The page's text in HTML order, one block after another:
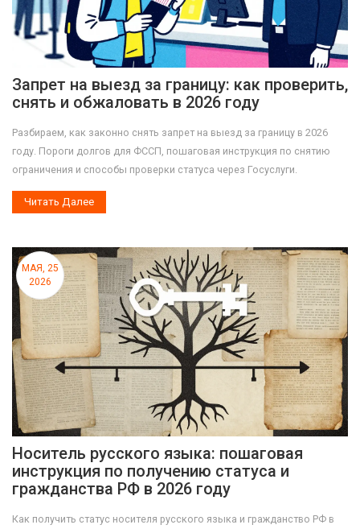
Запрет на выезд за границу: как проверить,
снять и обжаловать в 2026 году
Разбираем, как законно снять запрет на выезд за границу в 2026
году. Пороги долгов для ФССП, пошаговая инструкция по снятию
ограничения и способы проверки статуса через Госуслуги.
Читать Далее
МАЯ, 25
2026
Носитель русского языка: пошаговая
инструкция по получению статуса и
гражданства РФ в 2026 году
Как получить статус носителя русского языка и гражданство РФ в